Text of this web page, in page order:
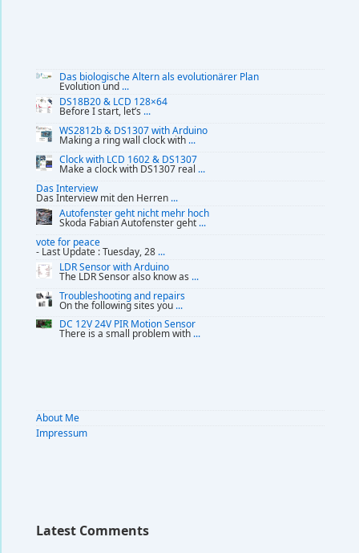
Das biologische Altern als evolutionärer Plan
Evolution und ...
DS18B20 & LCD 128×64
Before I start, let’s ...
WS2812b & DS1307 with Arduino
Making a ring wall clock with ...
Clock with LCD 1602 & DS1307
Make a clock with DS1307 real ...
Das Interview
Das Interview mit den Herren ...
Autofenster geht nicht mehr hoch
Skoda Fabian Autofenster geht ...
vote for peace
- Last Update : Tuesday, 28 ...
LDR Sensor with Arduino
The LDR Sensor also know as ...
Troubleshooting and repairs
On the following sites you ...
DC 12V 24V PIR Motion Sensor
There is a small problem with ...
About Me
Impressum
Latest Comments